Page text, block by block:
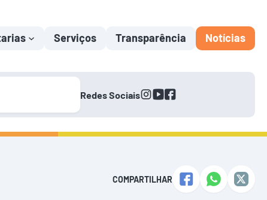
Serviços Transparência Notícias
Redes Sociaisinstagram
youtube
facebook
COMPARTILHAR